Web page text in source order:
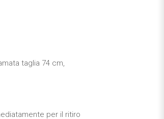
taglia 74 cm,
per il ritiro